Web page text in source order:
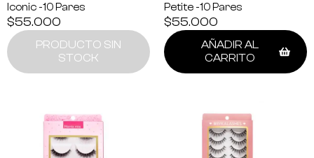
Iconic -10 Pares
$55.000
PRODUCTO SIN
STOCK
Petite -10 Pares
$55.000
AÑADIR AL
CARRITO